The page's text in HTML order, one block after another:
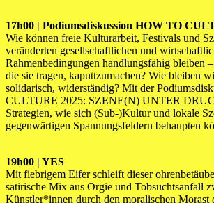
17h00 | Podiumsdiskussion HOW TO
Wie können freie Kulturarbeit, Festivals und
veränderten gesellschaftlichen und
Rahmenbedingungen handlungsfähig bleiben
die sie tragen, kaputtzumachen? Wie bleiben
solidarisch, widerständig? Mit der
CULTURE 2025: SZENE(N) UNTER
Strategien, wie sich (Sub-)Kultur und lokale
gegenwärtigen Spannungsfeldern behaupten
19h00 | YES
Mit fiebrigem Eifer schleift dieser
satirische Mix aus Orgie und Tobsuchtsanfall
Künstler*innen durch den moralischen Morast